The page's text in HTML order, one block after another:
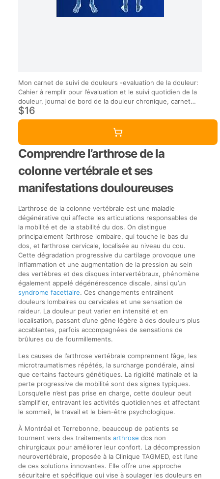
Mon carnet de suivi de douleurs -evaluation de la douleur:
Cahier à remplir pour l’évaluation et le suivi quotidien de la
douleur, journal de bord de la douleur chronique, carnet
suivi santé
$16
Comprendre l’arthrose de la
colonne vertébrale et ses
manifestations douloureuses
L’arthrose de la colonne vertébrale est une maladie
dégénérative qui affecte les articulations responsables de
la mobilité et de la stabilité du dos. On distingue
principalement l’arthrose lombaire, qui touche le bas du
dos, et l’arthrose cervicale, localisée au niveau du cou.
Cette dégradation progressive du cartilage provoque une
inflammation et une augmentation de la pression au sein
des vertèbres et des disques intervertébraux, phénomène
également appelé dégénérescence discale, ainsi qu’un
syndrome facettaire. Ces changements entraînent
douleurs lombaires ou cervicales et une sensation de
raideur. La douleur peut varier en intensité et en
localisation, passant d’une gêne légère à des douleurs plus
accablantes, parfois accompagnées de sensations de
brûlures ou de fourmillements.
Les causes de l’arthrose vertébrale comprennent l’âge, les
microtraumatismes répétés, la surcharge pondérale, ainsi
que certains facteurs génétiques. La rigidité matinale et la
perte progressive de mobilité sont des signes typiques.
Lorsqu’elle n’est pas prise en charge, cette douleur peut
s’amplifier, entravant les activités quotidiennes et affectant
le sommeil, le travail et le bien-être psychologique.
À Montréal et Terrebonne, beaucoup de patients se
tournent vers des traitements arthrose dos non
chirurgicaux pour améliorer leur confort. La décompression
neurovertébrale, proposée à la Clinique TAGMED, est l’une
de ces solutions innovantes. Elle offre une approche
sécuritaire et spécifique qui vise à soulager les douleurs en